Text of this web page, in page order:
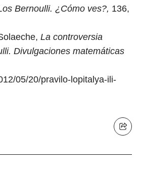
Bernoulli. ¿Cómo ves?, 136,
La controversia
Divulgaciones matemáticas
05/20/pravilo-lopitalya-ili-